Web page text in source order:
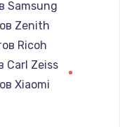
Samsung
Zenith
Ricoh
Carl Zeiss
Xiaomi
Kodak